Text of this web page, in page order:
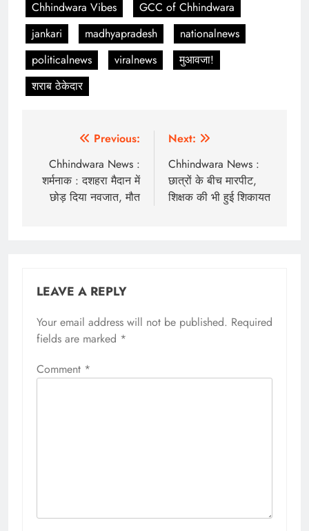
Chhindwara Vibes
GCC of Chhindwara
jankari
madhyapradesh
nationalnews
politicalnews
viralnews
मुआवजा!
शराब ठेकेदार
navigation
Previous:
Chhindwara News :
शर्मनाक : दशहरा मैदान में
छोड़ दिया नवजात, मौत
Next:
Chhindwara News :
छात्रों के बीच मारपीट,
शिक्षक की भी हुई शिकायत
LEAVE A REPLY
Your email address will not be published. Required
fields are marked *
Comment *